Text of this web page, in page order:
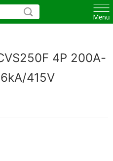
4P 200A-
415V